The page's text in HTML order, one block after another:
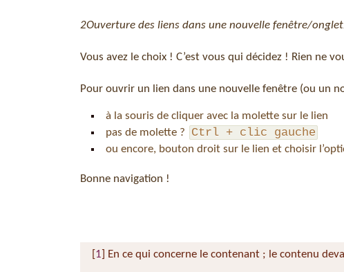
2Ouverture des liens dans une nouvelle fenêtre/onglet
Vous avez le choix ! C’est vous qui décidez ! Rien ne
Pour ouvrir un lien dans une nouvelle fenêtre (ou un
à la souris de cliquer avec la molette sur le lien
pas de molette ?
Ctrl + clic gauche
ou encore, bouton droit sur le lien et choisir
Bonne navigation !
[1] En ce qui concerne le contenant ; le contenu